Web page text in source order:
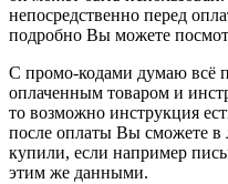
непосредственно перед
подробно Вы можете
С промо-кодами думаю всё
оплаченным товаром и
то возможно инструкция
после оплаты Вы сможете
купили, если например
этим же данными.